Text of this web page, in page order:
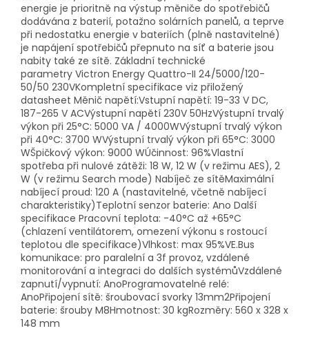
energie je prioritně na výstup měniče do spotřebičů
dodávána z baterií, potažno solárních panelů, a teprve
při nedostatku energie v bateriích (plně nastavitelné)
je napájení spotřebičů přepnuto na síť a baterie jsou
nabity také ze sítě. Základní technické
parametry Victron Energy Quattro-II 24/5000/120-
50/50 230VKompletní specifikace viz přiložený
datasheet Měnič napětí:Vstupní napětí: 19-33 V DC,
187-265 V ACVýstupní napětí 230V 50HzVýstupní trvalý
výkon při 25°C: 5000 VA / 4000WVýstupní trvalý výkon
při 40°C: 3700 WVýstupní trvalý výkon při 65°C: 3000
WŠpičkový výkon: 9000 WÚčinnost: 96%Vlastní
spotřeba při nulové zátěži: 18 W, 12 W (v režimu AES), 2
W (v režimu Search mode) Nabíječ ze sítěMaximální
nabíjecí proud: 120 A (nastavitelné, včetně nabíjecí
charakteristiky)Teplotní senzor baterie: Ano Další
specifikace Pracovní teplota: -40°C až +65°C
(chlazení ventilátorem, omezení výkonu s rostoucí
teplotou dle specifikace)Vlhkost: max 95%VE.Bus
komunikace: pro paralelní a 3f provoz, vzdálené
monitorování a integraci do dalších systémůVzdálené
zapnutí/vypnutí: AnoProgramovatelné relé:
AnoPřipojení sítě: šroubovací svorky 13mm2Připojení
baterie: šrouby M8Hmotnost: 30 kgRozměry: 560 x 328 x
148 mm